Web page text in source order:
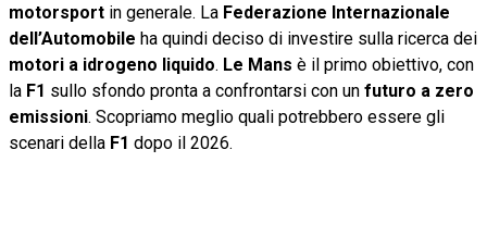
motorsport in generale. La Federazione Internazionale
dell’Automobile ha quindi deciso di investire sulla ricerca dei
motori a idrogeno liquido. Le Mans è il primo obiettivo, con
la F1 sullo sfondo pronta a confrontarsi con un futuro a zero
emissioni. Scopriamo meglio quali potrebbero essere gli
scenari della F1 dopo il 2026.